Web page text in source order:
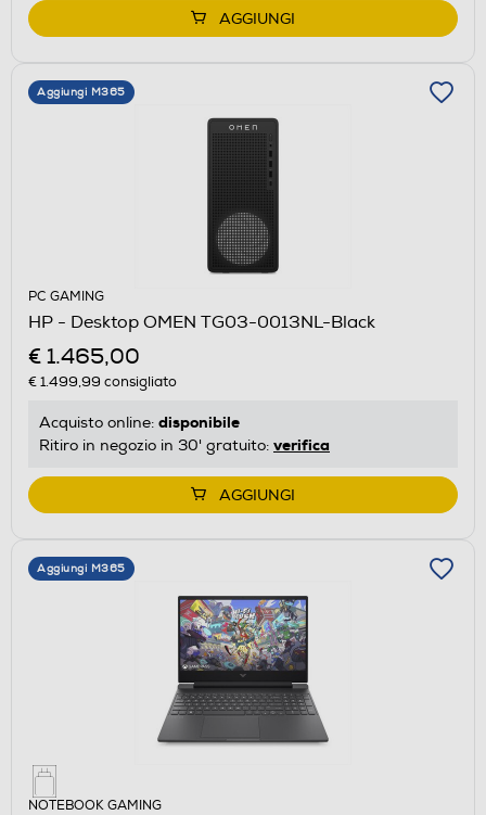
AGGIUNGI
Aggiungi M365
PC GAMING
HP - Desktop OMEN TG03-0013NL-Black
€ 1.465,00
€ 1.499,99 consigliato
Acquisto online: disponibile
Ritiro in negozio in 30' gratuito: verifica
AGGIUNGI
Aggiungi M365
NOTEBOOK GAMING